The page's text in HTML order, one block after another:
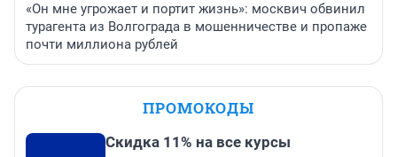
«Он мне угрожает и портит жизнь»: москвич обвинил
турагента из Волгограда в мошенничестве и пропаже
почти миллиона рублей
ПРОМОКОДЫ
Скидка 11% на все курсы